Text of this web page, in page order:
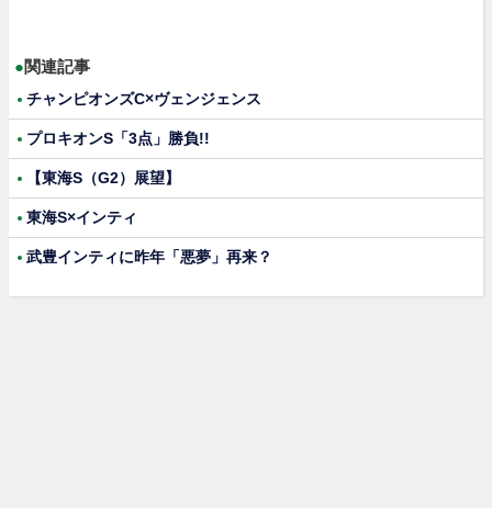
●関連記事
チャンピオンズC×ヴェンジェンス
プロキオンS「3点」勝負!!
【東海S（G2）展望】
東海S×インティ
武豊インティに昨年「悪夢」再来？